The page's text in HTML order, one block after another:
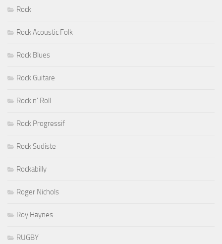
Rock
Rock Acoustic Folk
Rock Blues
Rock Guitare
Rock n' Roll
Rock Progressif
Rock Sudiste
Rockabilly
Roger Nichols
Roy Haynes
RUGBY